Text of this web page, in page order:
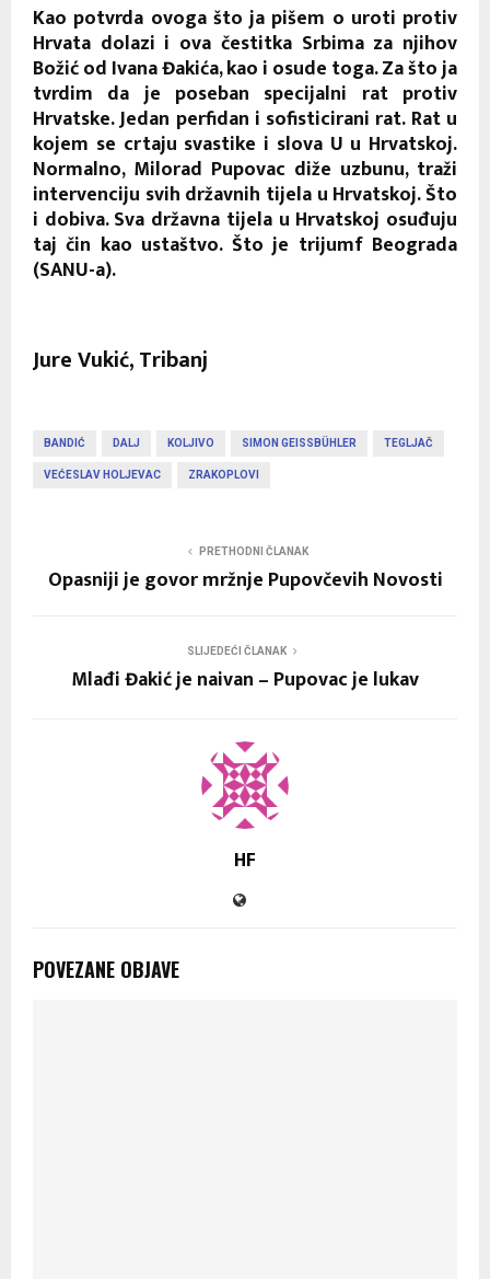
Kao potvrda ovoga što ja pišem o uroti protiv
Hrvata dolazi i ova čestitka Srbima za njihov
Božić od Ivana Đakića, kao i osude toga. Za što ja
tvrdim da je poseban specijalni rat protiv
Hrvatske. Jedan perfidan i sofisticirani rat. Rat u
kojem se crtaju svastike i slova U u Hrvatskoj.
Normalno, Milorad Pupovac diže uzbunu, traži
intervenciju svih državnih tijela u Hrvatskoj. Što
i dobiva. Sva državna tijela u Hrvatskoj osuđuju
taj čin kao ustaštvo. Što je trijumf Beograda
(SANU-a).
Jure Vukić, Tribanj
BANDIĆ DALJ KOLJIVO SIMON GEISSBÜHLER TEGLJAČ
VEĆESLAV HOLJEVAC ZRAKOPLOVI
PRETHODNI ČLANAK
Opasniji je govor mržnje Pupovčevih Novosti
SLIJEDEĆI ČLANAK
Mlađi Đakić je naivan – Pupovac je lukav
HF
POVEZANE OBJAVE